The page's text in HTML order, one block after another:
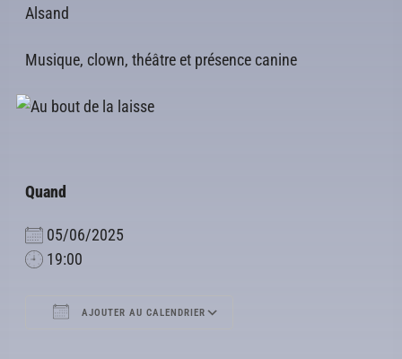
Alsand
Musique, clown, théâtre et présence canine
Quand
05/06/2025
19:00
AJOUTER AU CALENDRIER